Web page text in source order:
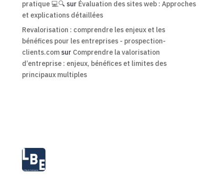
pratique 💻🔍 sur Évaluation des sites web : Approches
et explications détaillées
Revalorisation : comprendre les enjeux et les
bénéfices pour les entreprises - prospection-
clients.comsur Comprendre la valorisation
d’entreprise : enjeux, bénéfices et limites des
principaux multiples